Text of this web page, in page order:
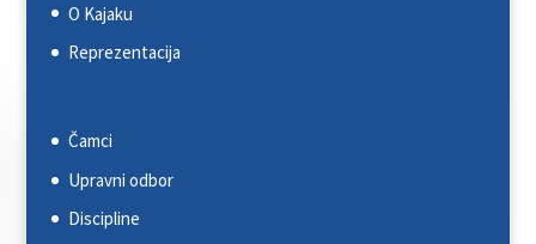
O Kajaku
Reprezentacija
Čamci
Upravni odbor
Discipline